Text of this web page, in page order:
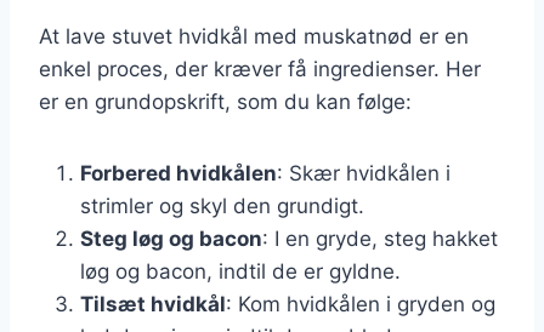
At lave stuvet hvidkål med muskatnød er en
enkel proces, der kræver få ingredienser. Her
er en grundopskrift, som du kan følge:
Forbered hvidkålen: Skær hvidkålen i
strimler og skyl den grundigt.
Steg løg og bacon: I en gryde, steg hakket
løg og bacon, indtil de er gyldne.
Tilsæt hvidkål: Kom hvidkålen i gryden og